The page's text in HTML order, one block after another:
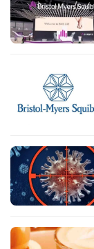
投
融
代
学
苑
A
登录